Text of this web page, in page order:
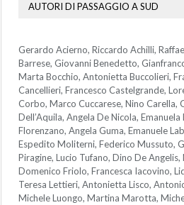
AUTORI DI PASSAGGIO A SUD
Gerardo Acierno, Riccardo Achilli,
Barrese, Giovanni Benedetto,
Marta Bocchio, Antonietta Buccolieri,
Cancellieri, Francesco Castelgrande,
Corbo, Marco Cuccarese, Nino Carella,
Dell’Aquila, Angela De Nicola,
Florenzano, Angela Guma, Emanuele
Espedito Moliterni, Federico Mussuto,
Piragine, Lucio Tufano, Dino De
Domenico Friolo, Francesca Iacovino,
Teresa Lettieri, Antonietta Lisco,
Michele Luongo, Martina Marotta,